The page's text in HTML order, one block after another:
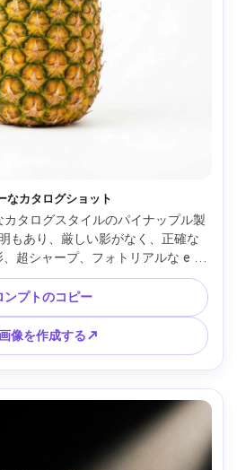
なカタログショット
タログスタイルのパイナップル製
もあり、厳しい影がなく、正確な
超シャープ、フォトリアルな e コ
成、簡単に切り取ることができる鮮
エッジ --ar 4:5
ンプトのコピー
像を作成する↗